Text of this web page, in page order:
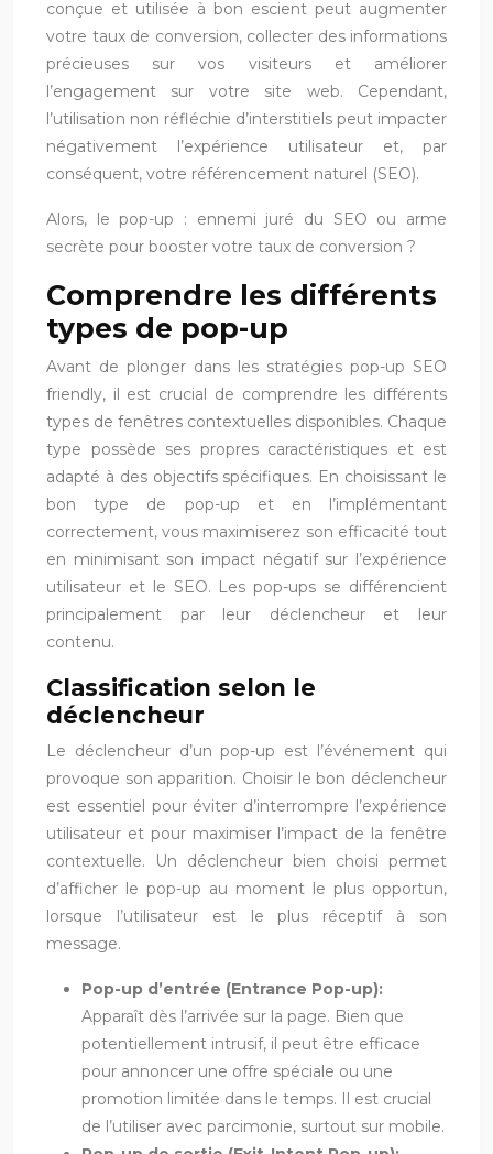
conçue et utilisée à bon escient peut augmenter
votre taux de conversion, collecter des informations
précieuses sur vos visiteurs et améliorer
l’engagement sur votre site web. Cependant,
l’utilisation non réfléchie d’interstitiels peut impacter
négativement l’expérience utilisateur et, par
conséquent, votre référencement naturel (SEO).
Alors, le pop-up : ennemi juré du SEO ou arme
secrète pour booster votre taux de conversion ?
Comprendre les différents
types de pop-up
Avant de plonger dans les stratégies pop-up SEO
friendly, il est crucial de comprendre les différents
types de fenêtres contextuelles disponibles. Chaque
type possède ses propres caractéristiques et est
adapté à des objectifs spécifiques. En choisissant le
bon type de pop-up et en l’implémentant
correctement, vous maximiserez son efficacité tout
en minimisant son impact négatif sur l’expérience
utilisateur et le SEO. Les pop-ups se différencient
principalement par leur déclencheur et leur
contenu.
Classification selon le
déclencheur
Le déclencheur d’un pop-up est l’événement qui
provoque son apparition. Choisir le bon déclencheur
est essentiel pour éviter d’interrompre l’expérience
utilisateur et pour maximiser l’impact de la fenêtre
contextuelle. Un déclencheur bien choisi permet
d’afficher le pop-up au moment le plus opportun,
lorsque l’utilisateur est le plus réceptif à son
message.
Pop-up d’entrée (Entrance Pop-up):
Apparaît dès l’arrivée sur la page. Bien que
potentiellement intrusif, il peut être efficace
pour annoncer une offre spéciale ou une
promotion limitée dans le temps. Il est crucial
de l’utiliser avec parcimonie, surtout sur mobile.